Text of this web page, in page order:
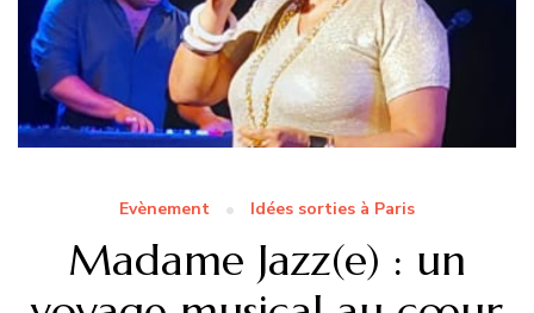
Evènement Idées sorties à Paris
Madame Jazz(e) : un